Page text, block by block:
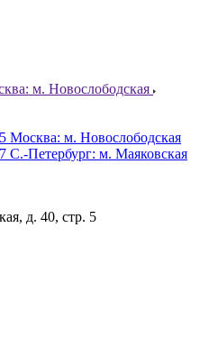
м. Новослободская
Москва: м. Новослободская
С.-Петербург: м. Маяковская
д. 40, стр. 5